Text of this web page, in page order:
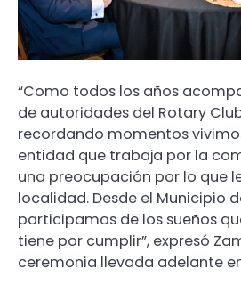
“Como todos los años
de autoridades del Rotary
recordando momentos
entidad que trabaja por la
una preocupación por lo que
localidad. Desde el Municipio
participamos de los sueños
tiene por cumplir”, expresó
ceremonia llevada adelante